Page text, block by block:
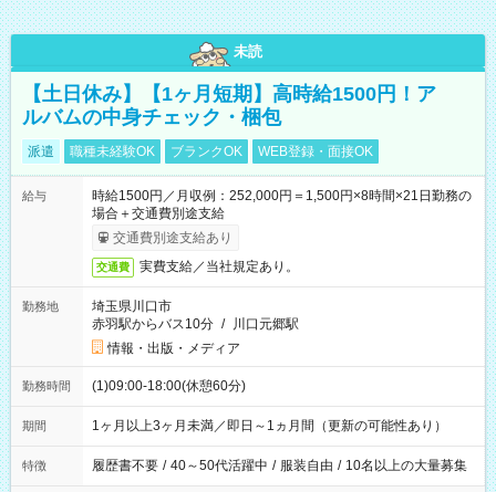
未読
【土日休み】【1ヶ月短期】高時給1500円！ア
ルバムの中身チェック・梱包
派遣 職種未経験OK ブランクOK WEB登録・面接OK
給与
時給1500円／月収例：252,000円＝1,500円×8時間×21日勤務の
場合＋交通費別途支給
交通費別途支給あり
交通費 実費支給／当社規定あり。
勤務地
埼玉県川口市
赤羽駅からバス10分 / 川口元郷駅
情報・出版・メディア
勤務時間 (1)09:00-18:00(休憩60分)
期間 1ヶ月以上3ヶ月未満／即日～1ヵ月間（更新の可能性あり）
特徴 履歴書不要 / 40～50代活躍中 / 服装自由 / 10名以上の大量募集